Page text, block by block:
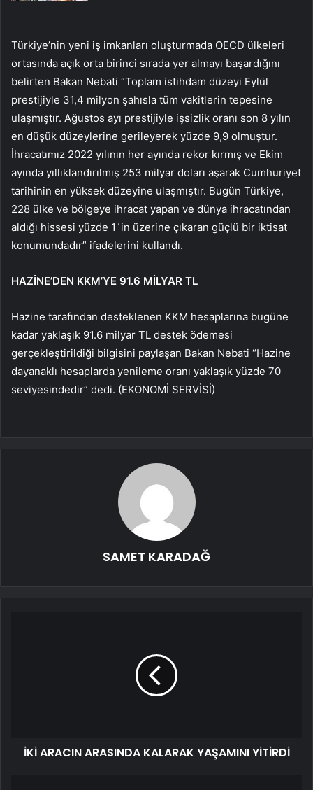
Türkiye’nin yeni iş imkanları oluşturmada OECD ülkeleri
ortasında açık orta birinci sırada yer almayı başardığını
belirten Bakan Nebati “Toplam istihdam düzeyi Eylül
prestijiyle 31,4 milyon şahısla tüm vakitlerin tepesine
ulaşmıştır. Ağustos ayı prestijiyle işsizlik oranı son 8 yılın
en düşük düzeylerine gerileyerek yüzde 9,9 olmuştur.
İhracatımız 2022 yılının her ayında rekor kırmış ve Ekim
ayında yıllıklandırılmış 253 milyar doları aşarak Cumhuriyet
tarihinin en yüksek düzeyine ulaşmıştır. Bugün Türkiye,
228 ülke ve bölgeye ihracat yapan ve dünya ihracatından
aldığı hissesi yüzde 1´in üzerine çıkaran güçlü bir iktisat
konumundadır” ifadelerini kullandı.
HAZİNE’DEN KKM’YE 91.6 MİLYAR TL
Hazine tarafından desteklenen KKM hesaplarına bugüne
kadar yaklaşık 91.6 milyar TL destek ödemesi
gerçekleştirildiği bilgisini paylaşan Bakan Nebati “Hazine
dayanaklı hesaplarda yenileme oranı yaklaşık yüzde 70
seviyesindedir” dedi. (EKONOMİ SERVİSİ)
SAMET KARADAĞ
İKİ ARACIN ARASINDA KALARAK YAŞAMINI YİTİRDİ